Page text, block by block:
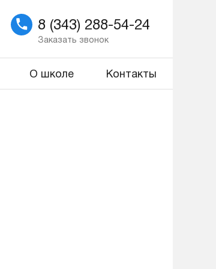
8 (343) 288-54-24
Заказать звонок
О школе Контакты